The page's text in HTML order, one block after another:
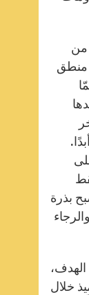
من
منطق
على
بذرة
خلال